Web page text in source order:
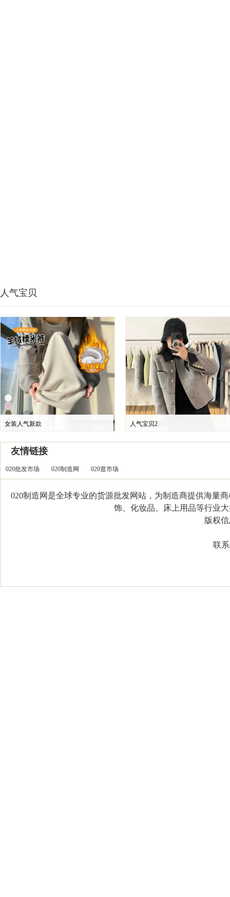
人气宝贝
女装人气新款 人气宝贝2
友情链接
020批发市场 020制造网 020逛市场
020制造网是全球专业的货源批发网站，为制造商提供海量
饰、化妆品、床上用品等行业
版权信
联